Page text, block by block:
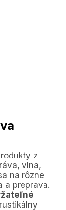
z
vlna,
na rôzne
a preprava.